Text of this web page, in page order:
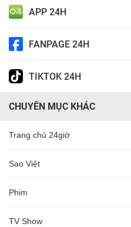
APP 24H
FANPAGE 24H
TIKTOK 24H
CHUYÊN MỤC KHÁC
Trang chủ 24giờ
Sao Việt
Phim
TV Show